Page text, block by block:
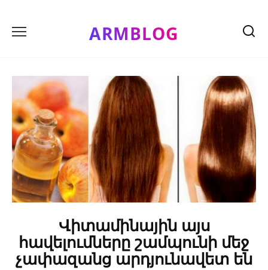
content
ARMBLOG
Վիտամինային այս
հավելումները շամպունի մեջ
չափազանց արդյունավետ են